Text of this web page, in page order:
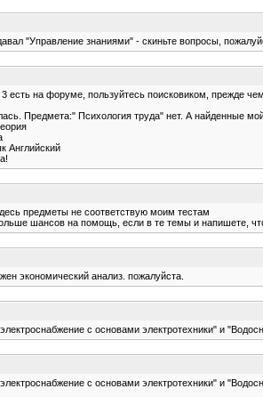
"Управление знаниями" - скиньте вопросы,
есть на форуме, пользуйтесь поисковиком, прежде
Предмета:" Психология труда" нет. А найденные
Английский
предметы не соответствую моим тестам
шансов на помощь, если в те темы и напишете,
экономический анализ. пожалуйста.
с основами электротехники" и
с основами электротехники" и